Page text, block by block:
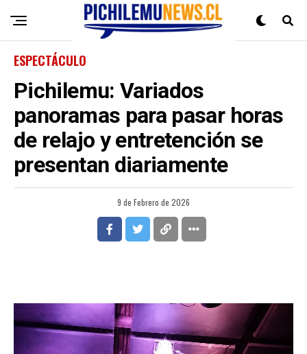
ESPECTÁCULO
Pichilemu: Variados
panoramas para pasar horas
de relajo y entretención se
presentan diariamente
9 de Febrero de 2026